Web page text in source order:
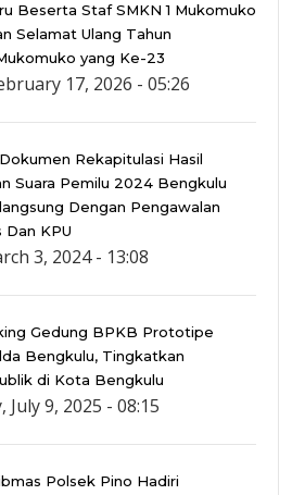
Beserta Staf SMKN 1 Mukomuko
Selamat Ulang Tahun
yang Ke-23
17, 2026 - 05:26
Rekapitulasi Hasil
Suara Pemilu 2024 Bengkulu
Dengan Pengawalan
KPU
3, 2024 - 13:08
Gedung BPKB Prototipe
Bengkulu, Tingkatkan
di Kota Bengkulu
July 9, 2025 - 08:15
Polsek Pino Hadiri